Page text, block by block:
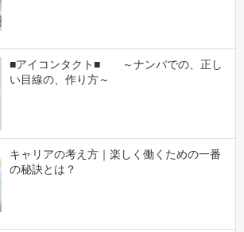
■アイコンタクト■ ～ナンパでの、正し
い目線の、作り方～
キャリアの考え方｜楽しく働くための一番
の秘訣とは？